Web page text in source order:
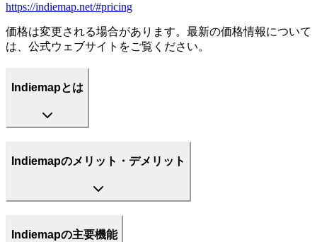
https://indiemap.net/#pricing
価格は変更される場合があります。最新の価格情報について
は、公式ウェブサイトをご覧ください。
Indiemapとは
Indiemapのメリット・デメリット
Indiemapの主要機能